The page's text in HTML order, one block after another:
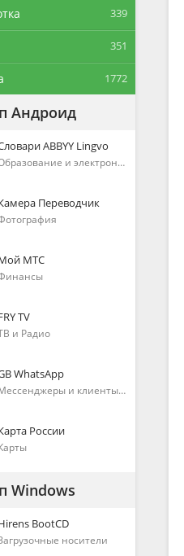
339
351
1772
Андроид
ABBYY Lingvo
Образование и электронные книги
Переводчик
МТС
TV
и Радио
WhatsApp
Мессенджеры и клиенты голосового общения
России
Windows
BootCD
носители